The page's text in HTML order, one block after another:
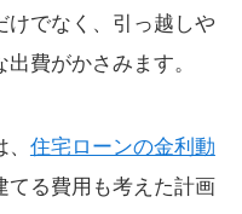
けでなく、引っ越しや
費がかさみます。
住宅ローンの金利動
てる費用も考えた計画